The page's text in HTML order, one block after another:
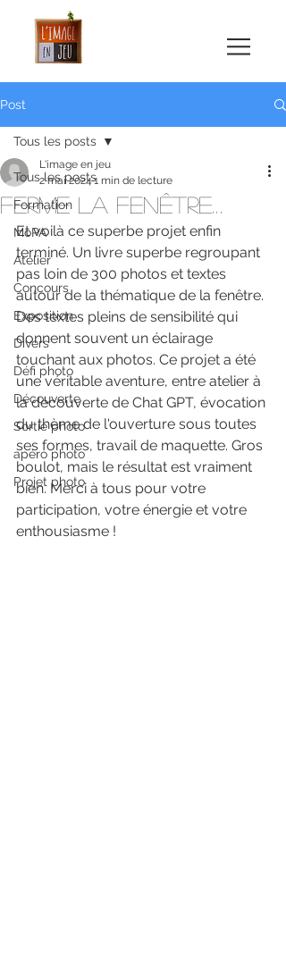
Post
Tous les posts
Formation
MoPA
Atelier
Concours
Exposition
Divers
Défi photo
Découverte
Sortie photo
apéro photo
Projet photo
Tous les posts
Ferme la fenêtre…
L'image en jeu
2 mai 20241 min de lecture
Et voilà ce superbe projet enfin
terminé. Un livre superbe regroupant
pas loin de 300 photos et textes
autour de la thématique de la fenêtre.
Des textes pleins de sensibilité qui
donnent souvent un éclairage
touchant aux photos. Ce projet a été
une véritable aventure, entre atelier à
la découverte de Chat GPT, évocation
du thème de l'ouverture sous toutes
ses formes, travail de maquette. Gros
boulot, mais le résultat est vraiment
bien. Merci à tous pour votre
participation, votre énergie et votre
enthousiasme !